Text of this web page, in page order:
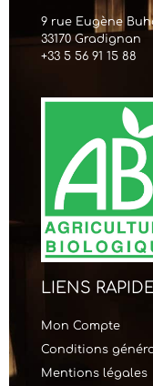
9 rue Eugène
33170 Gradignan
+33 5 56 91 15 88
LIENS
Mon Compte
Conditions
Mentions légales